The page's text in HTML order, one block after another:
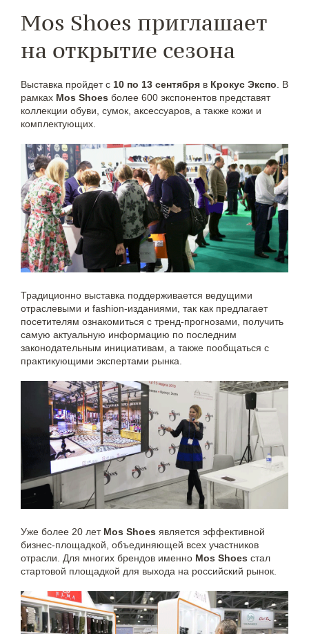
Mos Shoes приглашает
на открытие сезона
Выставка пройдет с 10 по 13 сентября в Крокус Экспо . В
рамках Mos Shoes более 600 экспонентов представят
коллекции обуви, сумок, аксессуаров, а также кожи и
комплектующих.
Традиционно выставка поддерживается ведущими
отраслевыми и fashion-изданиями, так как предлагает
посетителям ознакомиться с тренд-прогнозами, получить
самую актуальную информацию по последним
законодательным инициативам, а также пообщаться с
практикующими экспертами рынка.
Уже более 20 лет Mos Shoes является эффективной
бизнес-площадкой, объединяющей всех участников
отрасли. Для многих брендов именно Mos Shoes стал
стартовой площадкой для выхода на российский рынок.